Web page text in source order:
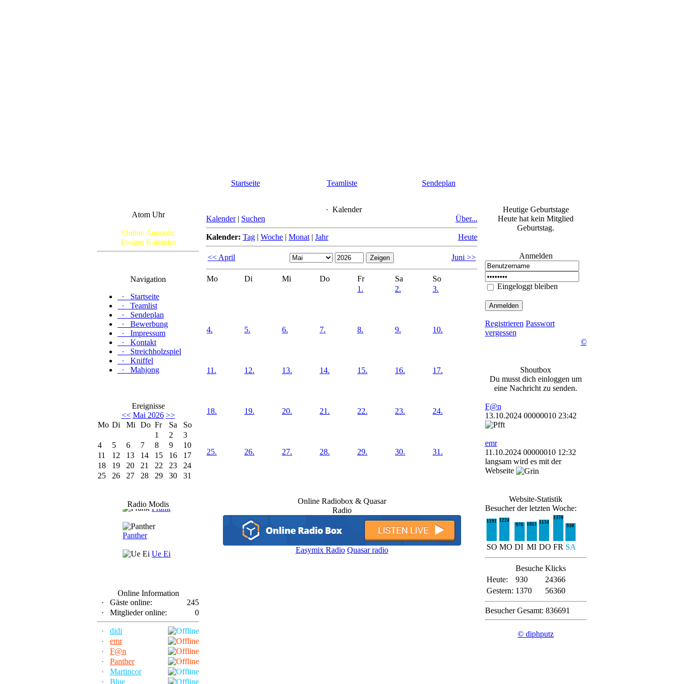
Startseite Teamliste Sendeplan
Atom Uhr
Online Atomuhr
Ewiger Kalender
Navigation
·
Startseite
·
Teamlist
·
Sendeplan
·
Bewerbung
·
Impressum
·
Kontakt
·
Streichholzspiel
·
Kniffel
·
Mahjong
Ereignisse
<< Mai 2026 >>
Mo Di Mi Do Fr Sa
So
1
2
3
4
5 6 7 8 9
10
11
12 13 14 15 16
17
18
19 20 21 22 23
24
25
26 27 28 29 30 31
Radio Modis
Frank
Panther
Ue Ei
Online Information
·
Gäste online:
245
·
Mitglieder online: 0
·
didi
·
emr
·
F@n
·
Panther
·
Martincor
·
Blue
· Kalender
Kalender | Suchen Über...
Kalender: Tag | Woche | Monat | Jahr Heute
<< April Juni >>
Mo Di Mi Do Fr Sa
So
1.
2. 3.
4. 5. 6. 7. 8. 9. 10.
11. 12. 13. 14. 15. 16. 17.
18. 19. 20. 21. 22. 23. 24.
25. 26. 27. 28. 29. 30. 31.
Online Radiobox & Quasar
Radio
Easymix Radio Quasar radio
Heutige Geburtstage
Heute hat kein Mitglied
Geburtstag.
Anmelden
Eingeloggt bleiben
Registrieren Passwort
vergessen
©
Shoutbox
Du musst dich einloggen um
eine Nachricht zu senden.
F@n
13.10.2024 00000010 23:42
emr
11.10.2024 00000010 12:32
langsam wird es mit der
Webseite
Website-Statistik
Besucher der letzten Woche:
1191
1224
978
1011 1134
1370
930
SO MO DI MI DO FR SA
Besuche Klicks
Heute:
930
24366
Gestern: 1370 56360
Besucher Gesamt: 836691
© diphputz